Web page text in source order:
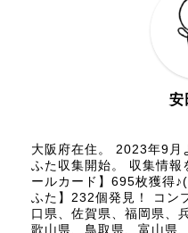
安
大阪府在住。 2023年9月
ふた収集開始。 収集情報
ールカード】695枚獲得
ふた】232個発見！ コン
口県、佐賀県、福岡県、
歌山県、鳥取県、富山県